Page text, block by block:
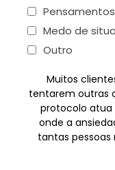
Medo de
Outro
Muitos
tentarem outras
protocolo
onde a
tantas